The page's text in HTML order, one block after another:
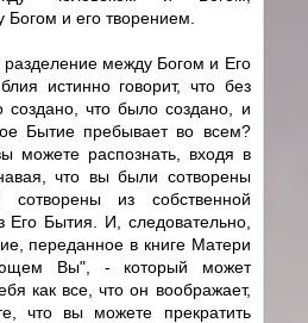
и его творением.
между Богом и Его
истинно говорит, что без
создано, что было создано, и
Бытие пребывает во всем?
можете распознать, входя в
что вы были сотворены
из собственной
Его Бытия. И, следовательно,
переданное в книге Матери
Вы", - который может
как все, что он воображает,
что вы можете прекратить